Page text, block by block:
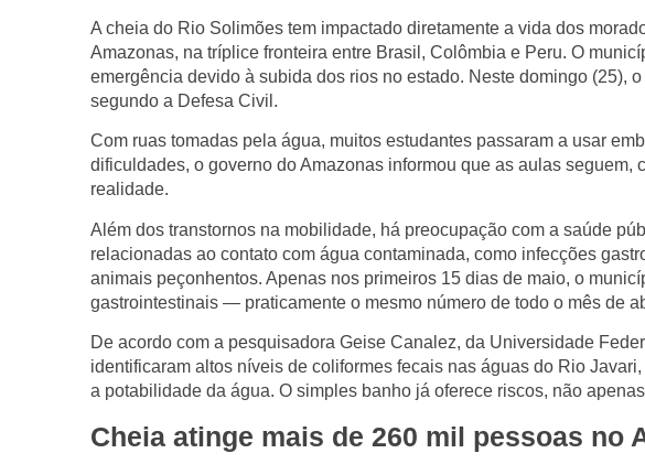
A cheia do Rio Solimões tem impactado diretamente a vida dos
Amazonas, na tríplice fronteira entre Brasil, Colômbia e Peru. O
emergência devido à subida dos rios no estado. Neste domingo (25),
segundo a Defesa Civil.
Com ruas tomadas pela água, muitos estudantes passaram a usar
dificuldades, o governo do Amazonas informou que as aulas
realidade.
Além dos transtornos na mobilidade, há preocupação com a saúde
relacionadas ao contato com água contaminada, como infecções
animais peçonhentos. Apenas nos primeiros 15 dias de maio, o
gastrointestinais — praticamente o mesmo número de todo o mês de
De acordo com a pesquisadora Geise Canalez, da Universidade
identificaram altos níveis de coliformes fecais nas águas do Rio
a potabilidade da água. O simples banho já oferece riscos, não
Cheia atinge mais de 260 mil pessoas no